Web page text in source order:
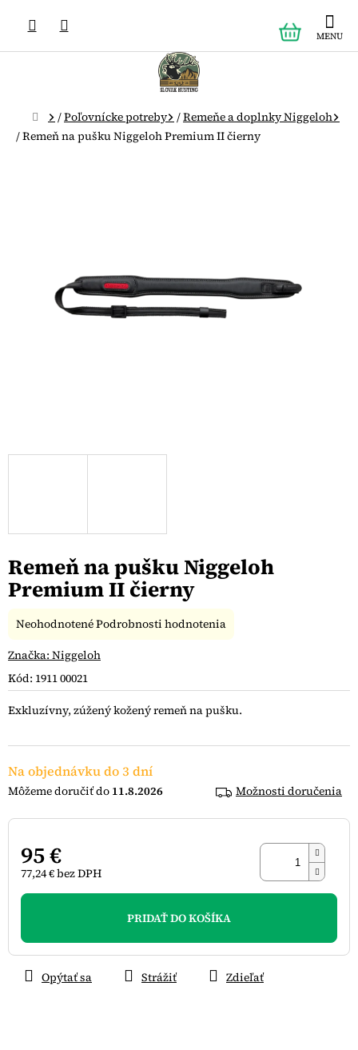
obsah
KOŠÍK
Domov
/Poľovnícke potreby /Remeňe a doplnky Niggeloh
/Remeň na pušku Niggeloh Premium II čierny
Remeň na pušku Niggeloh
Premium II čierny
Kód: 1911 00021
Na objednávku do 3 dní
11.8.2026 Možnosti doručenia
95 €
77,24 € bez DPH
Jednotková
PRIDAŤ DO KOŠÍKA
Exkluzívny, zúžený kožený remeň na pušku.
Opýtať sa Strážiť Zdieľať
Priemerné
produktu
0,0
5
NeohodnotenéPodrobnosti hodnotenia
Značka: Niggeloh